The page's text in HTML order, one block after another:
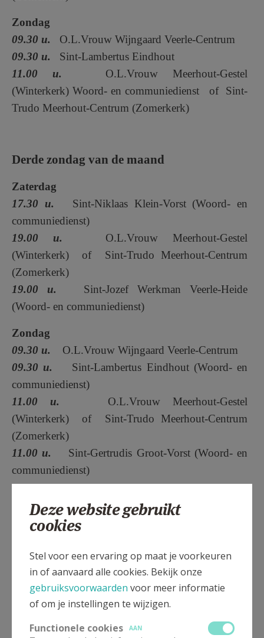
Zondag
09.30 u.
O.L.Vrouw Wijngaard Veerle-Centrum
09.30 u.
Sint-Lambertus Eindhout
11.00 u.
O.L.Vrouw Meerhout-Gestel
(Winterkerk) Woord- en communiedienst of Sint-
Trudo Meerhout-Centrum (Zomerkerk)
Derde zondag van de maand
Zaterdag
17.30 u.
Sint-Niklaas Klein-Vorst (Woord- en
communiedienst)
19.00 u.
O.L.Vrouw Meerhout-Gestel
(Winterkerk) of Sint-Trudo Meerhout-Centrum
(Zomerkerk)
19.00 u.
Sint-Jozef Werkman Veerle-Heide
(Woord- en communiedienst)
Zondag
09.30 u.
O.L.Vrouw Wijngaard Veerle-Centrum
09.30 u.
Sint-Lambertus Eindhout (Woord- en
communiedienst)
11.00 u. O.L.Vrouw Meerhout-Gestel
(Winterkerk) of Sint-Trudo Meerhout-Centrum
(Zomerkerk)
11.00 u.
Sint-Gertrudis Groot-Vorst (Woord- en
communiedienst)
Vierde zondag van de maand
O.L.Vrouw Meerhout-Gestel
(Winterkerk)
of Sint-Trudo Meerhout-Centrum
(Zomerkerk)
Deze website gebruikt
cookies
Stel voor een ervaring op maat je voorkeuren
in of aanvaard alle cookies. Bekijk onze
gebruiksvoorwaarden voor meer informatie
of om je instellingen te wijzigen.
Functionele cookies
AAN